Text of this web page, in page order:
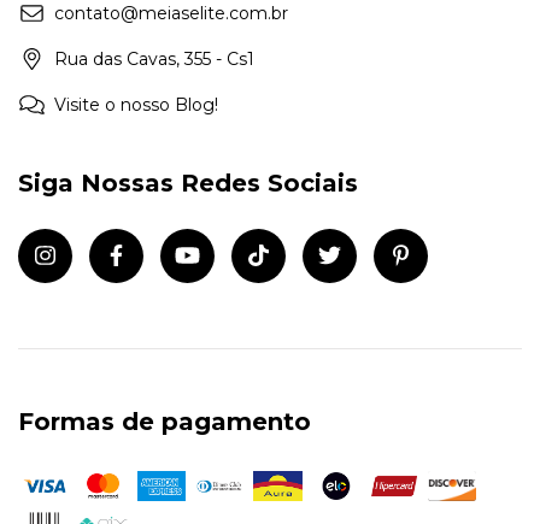
contato@meiaselite.com.br
Rua das Cavas, 355 - Cs1
Visite o nosso Blog!
Siga Nossas Redes Sociais
Formas de pagamento